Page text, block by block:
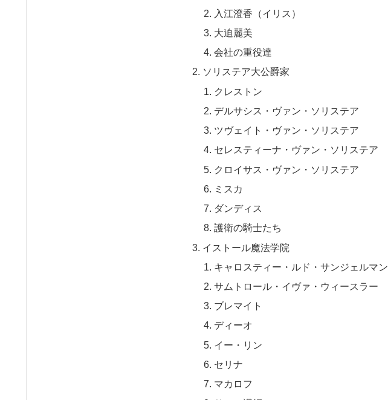
入江澄香（イリス）
大迫麗美
会社の重役達
ソリステア大公爵家
クレストン
デルサシス・ヴァン・ソリステア
ツヴェイト・ヴァン・ソリステア
セレスティーナ・ヴァン・ソリステア
クロイサス・ヴァン・ソリステア
ミスカ
ダンディス
護衛の騎士たち
イストール魔法学院
キャロスティー・ルド・サンジェルマン
サムトロール・イヴァ・ウィースラー
ブレマイト
ディーオ
イー・リン
セリナ
マカロフ